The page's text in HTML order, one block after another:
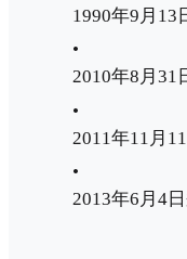
1990年9月13
•
2010年8月31
•
2011年11月
•
2013年6月4